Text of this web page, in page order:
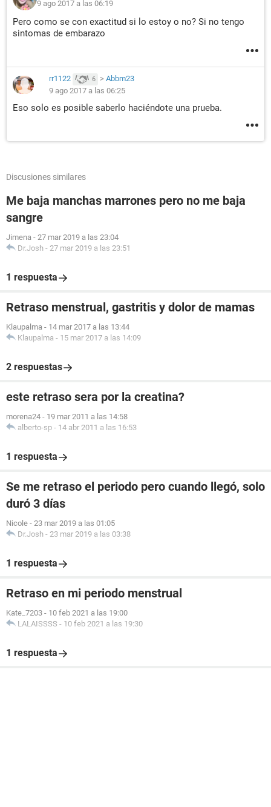
9 ago 2017 a las 06:19
Pero como se con exactitud si lo estoy o no? Si no tengo
sintomas de embarazo
rr1122 6 > Abbm23
9 ago 2017 a las 06:25
Eso solo es posible saberlo haciéndote una prueba.
Discusiones similares
Me baja manchas marrones pero no me baja
sangre
Jimena - 27 mar 2019 a las 23:04
Dr.Josh - 27 mar 2019 a las 23:51
1 respuesta
Retraso menstrual, gastritis y dolor de mamas
Klaupalma - 14 mar 2017 a las 13:44
Klaupalma - 15 mar 2017 a las 14:09
2 respuestas
este retraso sera por la creatina?
morena24 - 19 mar 2011 a las 14:58
alberto-sp - 14 abr 2011 a las 16:53
1 respuesta
Se me retraso el periodo pero cuando llegó, solo
duró 3 días
Nicole - 23 mar 2019 a las 01:05
Dr.Josh - 23 mar 2019 a las 03:38
1 respuesta
Retraso en mi periodo menstrual
Kate_7203 - 10 feb 2021 a las 19:00
LALAISSSS - 10 feb 2021 a las 19:30
1 respuesta